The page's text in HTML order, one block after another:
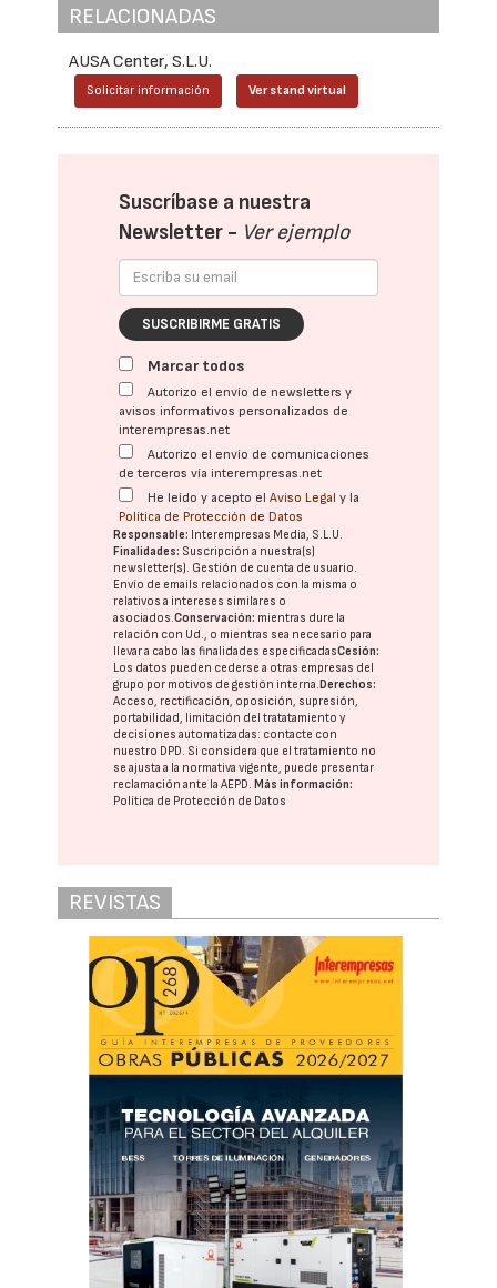
RELACIONADAS
AUSA Center, S.L.U.
Solicitar información Ver stand virtual
Suscríbase a nuestra
Newsletter - Ver ejemplo
SUSCRIBIRME GRATIS
Marcar todos
Autorizo el envío de newsletters y
avisos informativos personalizados de
interempresas.net
Autorizo el envío de comunicaciones
de terceros vía interempresas.net
He leído y acepto elAviso Legal y la
Política de Protección de Datos
Responsable: Interempresas Media, S.L.U.
Finalidades: Suscripción a nuestra(s)
newsletter(s). Gestión de cuenta de usuario.
Envío de emails relacionados con la misma o
relativos a intereses similares o
asociados.Conservación: mientras dure la
relación con Ud., o mientras sea necesario para
llevar a cabo las finalidades especificadasCesión:
Los datos pueden cederse a otras empresas del
grupo por motivos de gestión interna.Derechos:
Acceso, rectificación, oposición, supresión,
portabilidad, limitación del tratatamiento y
decisiones automatizadas: contacte con
nuestro DPD. Si considera que el tratamiento no
se ajusta a la normativa vigente, puede presentar
reclamación ante laAEPD.Más información:
Política de Protección de Datos
REVISTAS